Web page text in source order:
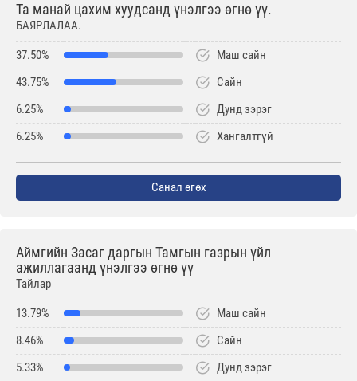
Та манай цахим хуудсанд үнэлгээ өгнө үү.
БАЯРЛАЛАА.
37.50%
Маш сайн
43.75%
Сайн
6.25%
Дунд зэрэг
6.25%
Хангалтгүй
Санал өгөх
Аймгийн Засаг даргын Тамгын газрын үйл
ажиллагаанд үнэлгээ өгнө үү
Тайлар
13.79%
Маш сайн
8.46%
Сайн
5.33%
Дунд зэрэг